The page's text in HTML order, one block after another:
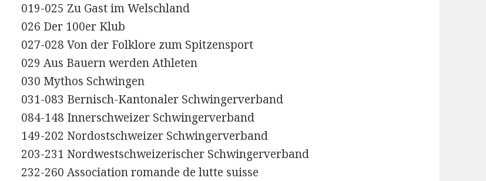
019-025 Zu Gast im Welschland
026 Der 100er Klub
027-028 Von der Folklore zum Spitzensport
029 Aus Bauern werden Athleten
030 Mythos Schwingen
031-083 Bernisch-Kantonaler Schwingerverband
084-148 Innerschweizer Schwingerverband
149-202 Nordostschweizer Schwingerverband
203-231 Nordwestschweizerischer Schwingerverband
232-260 Association romande de lutte suisse